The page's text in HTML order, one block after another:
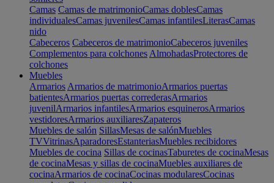
Camas Camas de matrimonioCamas doblesCamas
individualesCamas juvenilesCamas infantilesLiterasCamas
nido
Cabeceros Cabeceros de matrimonioCabeceros juveniles
Complementos para colchones AlmohadasProtectores de
colchones
Muebles
Armarios Armarios de matrimonioArmarios puertas
batientesArmarios puertas correderasArmarios
juvenilArmarios infantilesArmarios esquinerosArmarios
vestidoresArmarios auxiliaresZapateros
Muebles de salón SillasMesas de salónMuebles
TVVitrinasAparadoresEstanteriasMuebles recibidores
Muebles de cocina Sillas de cocinasTaburetes de cocinaMesas
de cocinaMesas y sillas de cocinaMuebles auxiliares de
cocinaArmarios de cocinaCocinas modularesCocinas